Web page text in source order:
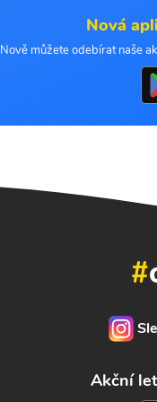
Nová
Nově můžete odebírat naše
#
Akční